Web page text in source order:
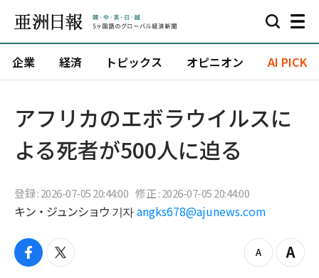
企業 経済 トピックス オピニオン AI PICK
アフリカのエボラウイルスに
よる死者が500人に迫る
登録 : 2026-07-05 20:44:00 修正 : 2026-07-05 20:44:00
キン・ジュンショウ 기자 angks678@ajunews.com
f
t
z
Z